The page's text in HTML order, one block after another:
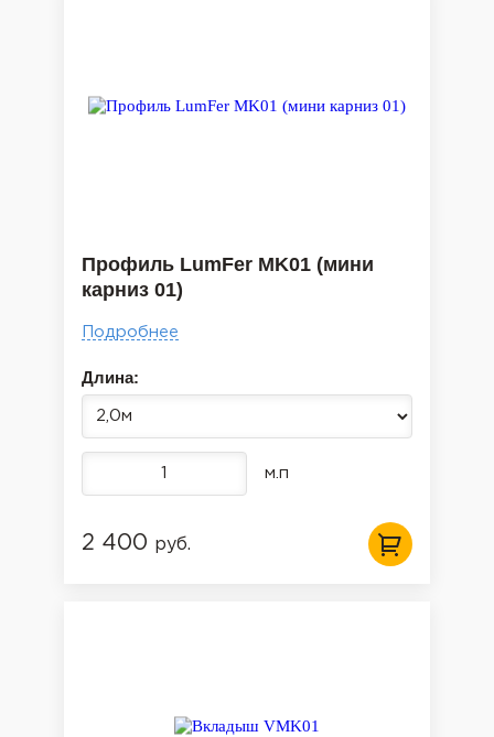
Профиль LumFer MK01 (мини
карниз 01)
Подробнее
Длина:
м.п
2 400 руб.